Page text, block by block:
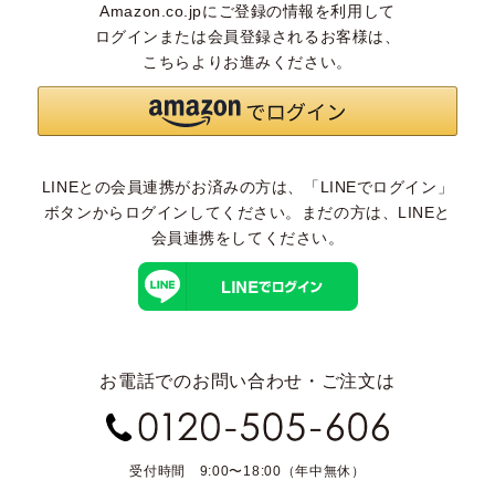
Amazon.co.jpにご登録の情報を利用して
ログインまたは会員登録されるお客様は、
こちらよりお進みください。
LINEとの会員連携がお済みの方は、「LINEでログイン」
ボタンからログインしてください。まだの方は、 LINEと
会員連携をしてください。
お電話でのお問い合わせ・ご注文は
受付時間 9:00〜18:00（年中無休）